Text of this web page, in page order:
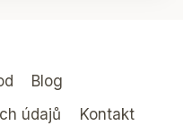
Blog
údajů
Kontakt